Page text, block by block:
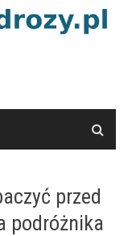
przed
podróżnika